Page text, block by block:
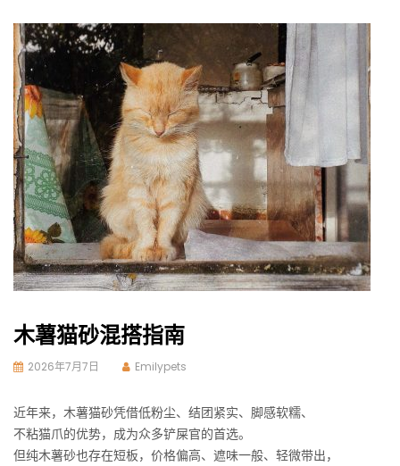
木薯猫砂混搭指南
2026年7月7日 Emilypets
近年来，木薯猫砂凭借低粉尘、结团紧实、脚感软糯、
不粘猫爪的优势，成为众多铲屎官的首选。
但纯木薯砂也存在短板，价格偏高、遮味一般、轻微带出，